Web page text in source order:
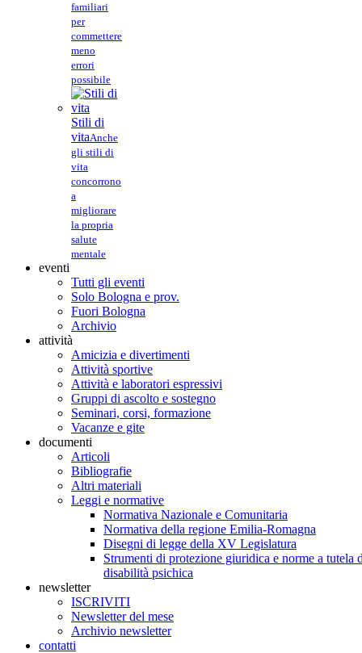
familiari
per
commettere
meno
errori
possibile
Stili di
vitaAnche
gli stili di
vita
concorrono
a
migliorare
la propria
salute
mentale
eventi
Tutti gli eventi
Solo Bologna e prov.
Fuori Bologna
Archivio
attività
Amicizia e divertimenti
Attività sportive
Attività e laboratori espressivi
Gruppi di ascolto e sostegno
Seminari, corsi, formazione
Vacanze e gite
documenti
Articoli
Bibliografie
Altri materiali
Leggi e normative
Normativa Nazionale e Comunitaria
Normativa della regione Emilia-Romagna
Disegni di legge della XV Legislatura
Strumenti di protezione giuridica e norme a tutela
disabilità psichica
newsletter
ISCRIVITI
Newsletter del mese
Archivio newsletter
contatti